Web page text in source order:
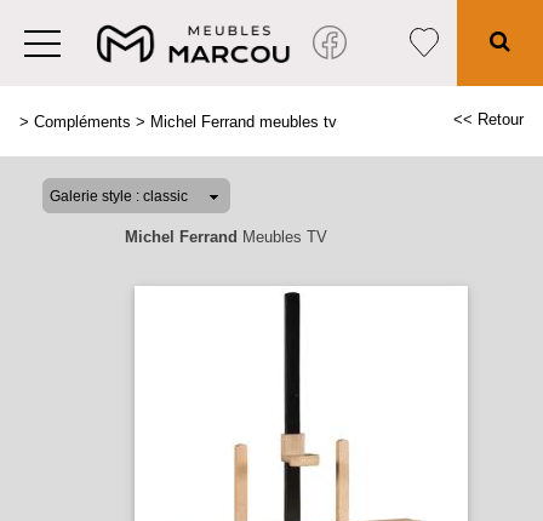
> Compléments > Michel Ferrand meubles tv << Retour
Michel Ferrand Meubles TV